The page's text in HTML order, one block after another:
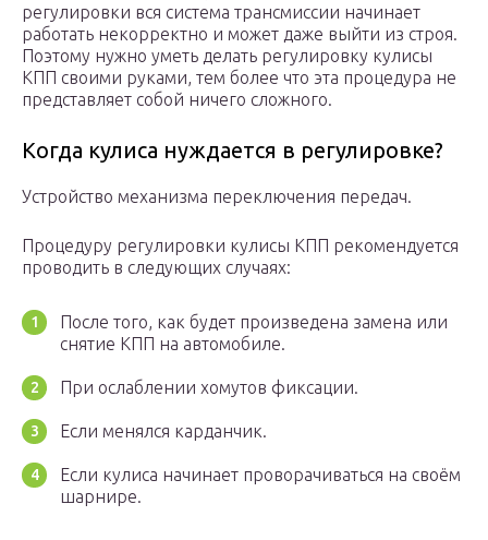
регулировки вся система трансмиссии начинает
работать некорректно и может даже выйти из строя.
Поэтому нужно уметь делать регулировку кулисы
КПП своими руками, тем более что эта процедура не
представляет собой ничего сложного.
Когда кулиса нуждается в регулировке?
Устройство механизма переключения передач.
Процедуру регулировки кулисы КПП рекомендуется
проводить в следующих случаях:
После того, как будет произведена замена или
снятие КПП на автомобиле.
При ослаблении хомутов фиксации.
Если менялся карданчик.
Если кулиса начинает проворачиваться на своём
шарнире.